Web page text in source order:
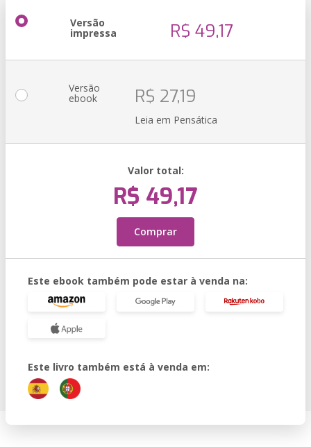
Versão
impressa R$ 49,17
Versão
ebook R$ 27,19
Leia em Pensática
Valor total:
R$ 49,17
Comprar
Este ebook também pode estar à venda na:
Este livro também está à venda em: